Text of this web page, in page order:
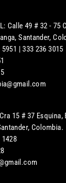
Calle 49 # 32 - 75
Santander,
| 333 236 3015
Cra 15 # 37
Colombia.
1428